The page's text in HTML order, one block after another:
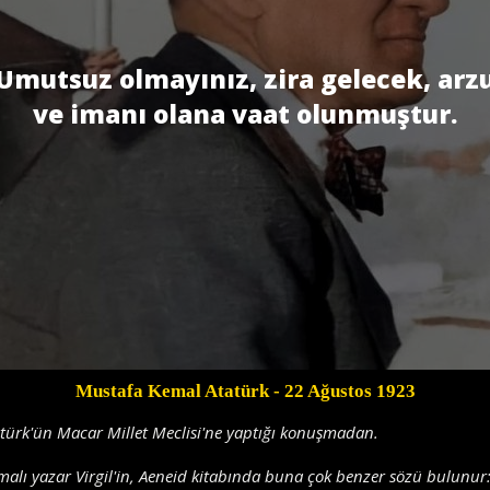
olmayınız, zira gelecek,
ve imanı olana vaat olunmuştur.
Mustafa Kemal Atatürk- 22 Ağustos 1923
Macar Millet Meclisi'ne yaptığı konuşmadan.
yazar Virgil'in, Aeneid kitabında buna çok benzer sözü bulunur: